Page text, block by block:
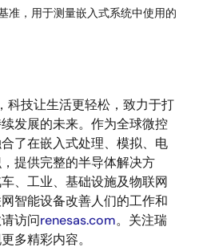
准，用于测量嵌入式系统中使用的
科技让生活更轻松，致力于打
发展的未来。作为全球微控
了在嵌入式处理、模拟、电
提供完整的半导体解决方
、工业、基础设施及物联网
智能设备改善人们的工作和
访问renesas.com。关注瑞
多精彩内容。